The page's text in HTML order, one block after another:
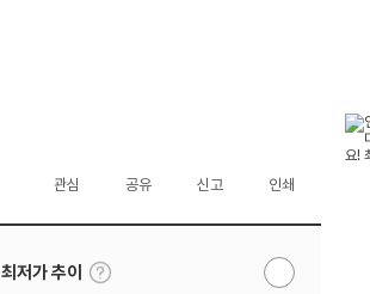
관심 공유 신고 인쇄
최저가 추이
툴
팁
알